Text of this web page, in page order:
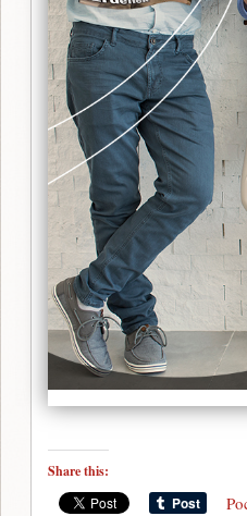
Share this: